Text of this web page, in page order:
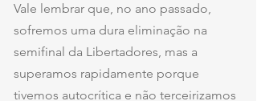
Vale lembrar que, no ano passado,
sofremos uma dura eliminação na
semifinal da Libertadores, mas a
superamos rapidamente porque
tivemos autocrítica e não terceirizamos